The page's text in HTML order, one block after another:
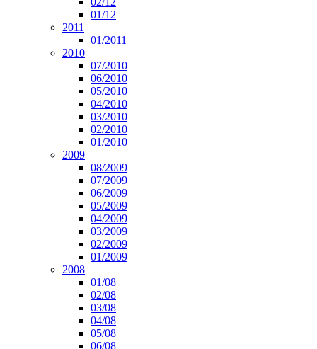
01/12
2011
01/2011
2010
07/2010
06/2010
05/2010
04/2010
03/2010
02/2010
01/2010
2009
08/2009
07/2009
06/2009
05/2009
04/2009
03/2009
02/2009
01/2009
2008
01/08
02/08
03/08
04/08
05/08
06/08